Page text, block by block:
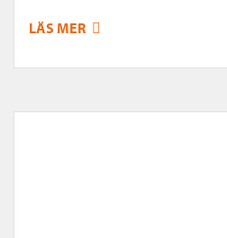
LÄS MER